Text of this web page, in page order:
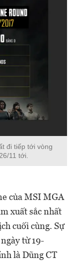
đi tiếp tới vòng
11 tới.
của MSI MGA
xuất sắc nhất
cuối cùng. Sự
từ 19-
là Dũng CT